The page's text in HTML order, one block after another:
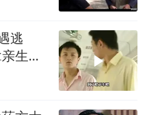
逃
生儿